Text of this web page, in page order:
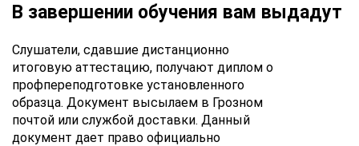
В завершении обучения вам выдадут
Слушатели, сдавшие дистанционно
итоговую аттестацию, получают диплом о
профпереподготовке установленного
образца. Документ высылаем в Грозном
почтой или службой доставки. Данный
документ дает право официально